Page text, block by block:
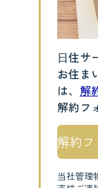
⽇住サ
お住ま
は、 解
解約フ
解約フ
当社管理